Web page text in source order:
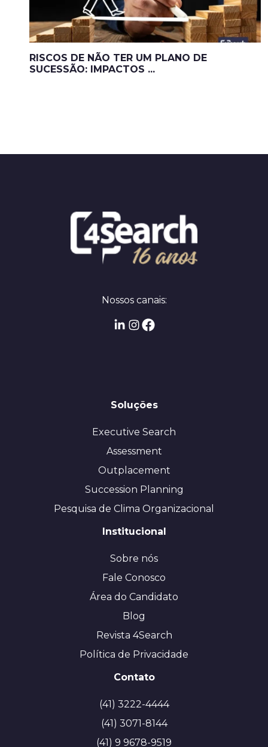
RISCOS DE NÃO TER UM PLANO DE
SUCESSÃO: IMPACTOS ...
Nossos canais:
Soluções
Executive Search
Assessment
Outplacement
Succession Planning
Pesquisa de Clima Organizacional
Institucional
Sobre nós
Fale Conosco
Área do Candidato
Blog
Revista 4Search
Política de Privacidade
Contato
(41) 3222-4444
(41) 3071-8144
(41) 9 9678-9519